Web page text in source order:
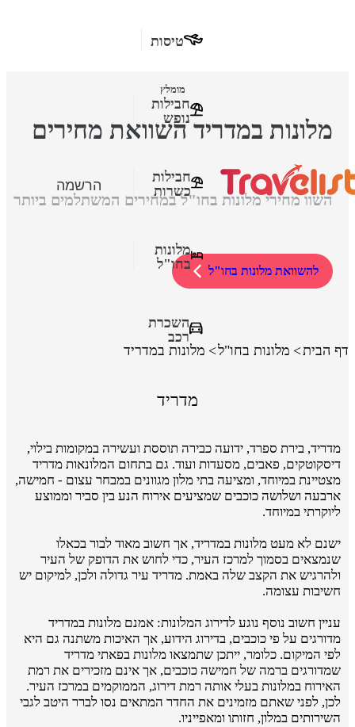
הרשמה
טיסות
מומלץ
חבילות
נופש
חבילות
כשרות
מלונות
בחו"ל
השכרת
רכב
מלונות במדריד השוואת מחירים
השוו מחירי מלונות בחו"ל במחירים המשתלמים ביותר
להשוואת מלונות בחו"ל
דף הבית מלונות בחו"ל מלונות במדריד
מדריד
מדריד, בירת ספרד, ידועה כבירה תוססת ועשירה במקומות בילוי,
דיסקוטקים, פאבים, מסעדות ועוד. גם בתחום המלונאות מדריד
מצטיינת במיוחד, ומציעה בתי מלון מגוונים במבחר עצום - חמישה,
ארבעה ושלושה כוכבים שמציעים אירוח הנע בין סביר וממוצע
ליוקרתי במיוחד.
ישנם לא מעט מלונות במדריד, אך חשוב מאוד לבור בכאלו
שנמצאים בסמוך למרכז העיר, כדי לחוש את הדופק של העיר
ולהרגיש את הקצב שלה באמת. מדריד עיר גדולה ולכן, למיקום יש
חשיבות עצומה.
עניין חשוב נוסף נוגע לדירוג המלונות: אמנם מלונות במדריד
מדורגים על פי כוכבים, בדירוג הידוע, אך האיכות משתנה גם היא
לפי המיקום. כלומר, ייתכן שתמצאו מלונות בפאתי מדריד
שמדורגים ברמה של חמישה כוכבים, אך אינם מזכירים את רמת
האירוח במלונות בעלי אותה רמת דירוג, הממוקמים במרכז העיר.
לכן, לפני שאתם מזמינים את החדר המתאים נסו לברר היטב לגבי
השירותים במלון, חזותו ומאפייניו.